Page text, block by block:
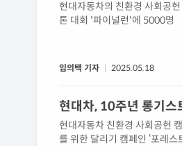
현대자동차의 친환경 사회공
톤 대회 '파이널런'에 5000명
임의택 기자 2025.05.18
현대차, 10주년 롱기스
현대자동차 친환경 사회공헌
를 위한 달리기 캠페인 ‘포레